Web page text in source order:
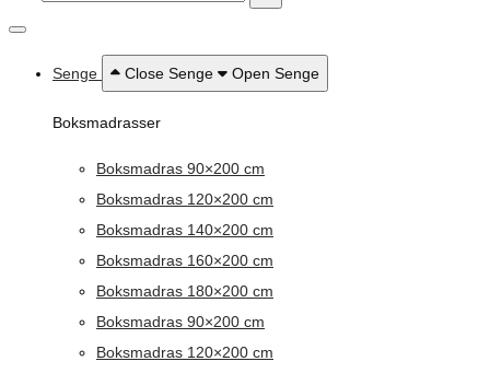
Senge Close Senge Open Senge
Boksmadrasser
Boksmadras 90×200 cm
Boksmadras 120×200 cm
Boksmadras 140×200 cm
Boksmadras 160×200 cm
Boksmadras 180×200 cm
Boksmadras 90×200 cm
Boksmadras 120×200 cm